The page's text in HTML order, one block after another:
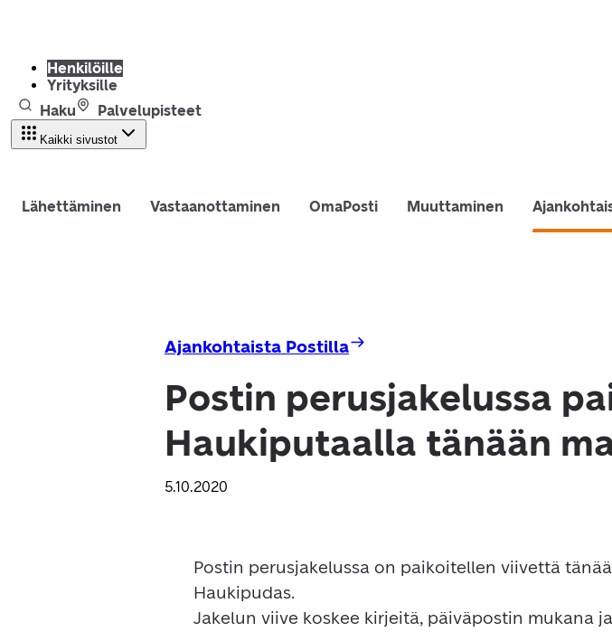
Henkilöille
Yrityksille
Haku
Palvelupisteet
Kaikki sivustot
Lähettäminen Vastaanottaminen OmaPosti Muuttaminen
Ajankohtaista Postilla
Postin perusjakelussa
Haukiputaalla tänään
5.10.2020
Postin perusjakelussa on paikoitellen viivettä
Haukipudas.
Jakelun viive koskee kirjeitä, päiväpostin mukana